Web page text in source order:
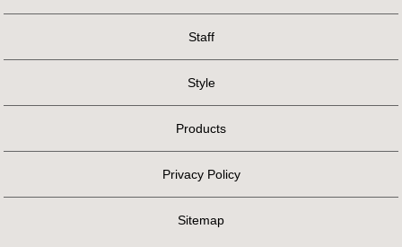
Staff
Style
Products
Privacy Policy
Sitemap